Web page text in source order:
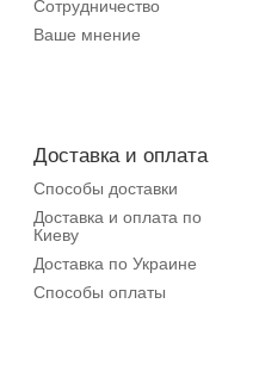
Сотрудничество
Ваше мнение
Доставка и оплата
Способы доставки
Доставка и оплата по
Киеву
Доставка по Украине
Способы оплаты